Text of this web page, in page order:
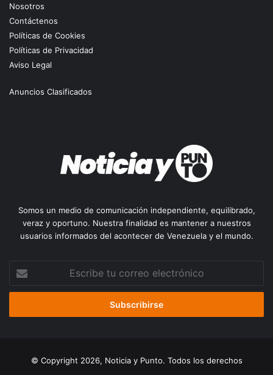
Nosotros
Contáctenos
Políticas de Cookies
Políticas de Privacidad
Aviso Legal
Anuncios Clasificados
Somos un medio de comunicación independiente, equilibrado,
veraz y oportuno. Nuestra finalidad es mantener a nuestros
usuarios informados del acontecer de Venezuela y el mundo.
correo
© Copyright 2026, Noticia y Punto. Todos los derechos